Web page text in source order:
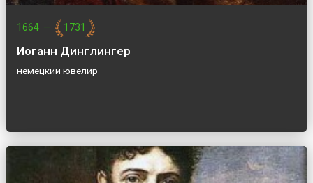
1664 — 1731
Иоганн Динглингер
немецкий ювелир